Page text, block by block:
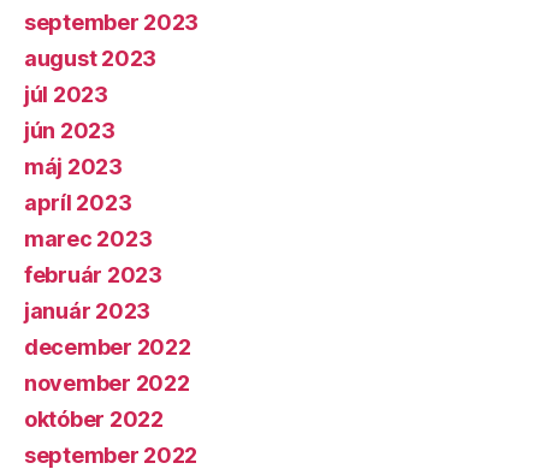
september 2023
august 2023
júl 2023
jún 2023
máj 2023
apríl 2023
marec 2023
február 2023
január 2023
december 2022
november 2022
október 2022
september 2022